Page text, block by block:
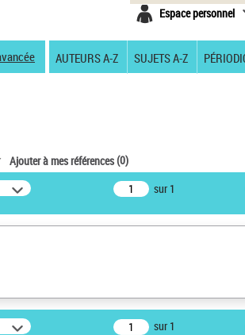
Espace personnel
AUTEURS A-Z SUJETS A-Z
Ajouter à mes références(0)
sur 1
sur 1